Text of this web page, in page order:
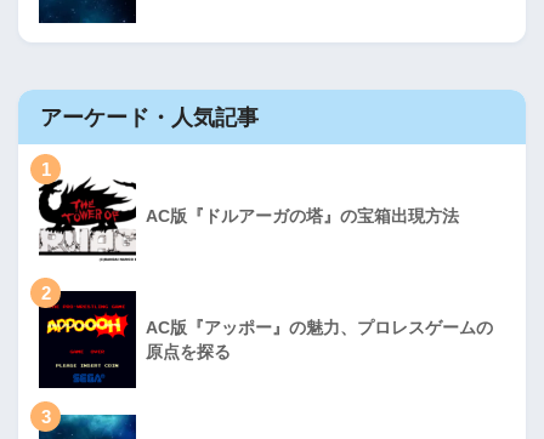
アーケード・人気記事
1
AC版『ドルアーガの塔』の宝箱出現方法
2
AC版『アッポー』の魅力、プロレスゲームの
原点を探る
3